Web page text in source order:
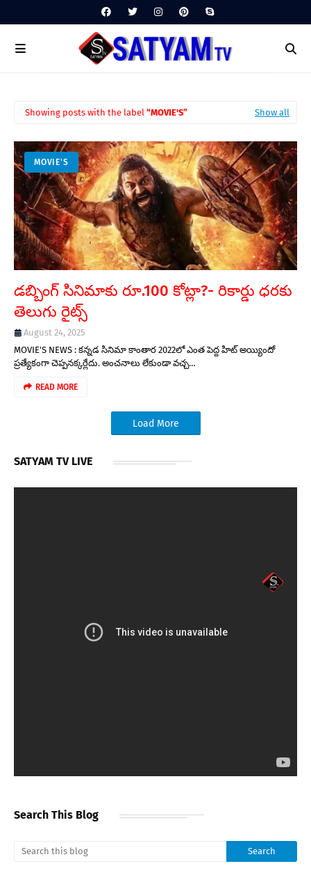
Showing posts with the label MOVIE'S Show all
MOVIE'S
డబ్బింగ్ సినిమాకు రూ.100 కోట్లా?- రికార్డు ధరకు
తెలుగు రైట్స్
August 24, 2025
MOVIE'S NEWS : కన్నడ సినిమా కాంతార 2022లో ఎంత పెద్ద హిట్ అయ్యిందో
ప్రత్యేకంగా చెప్పనక్కర్లేదు. అంచనాలు లేకుండా వచ్చ…
READ MORE
Load More
SATYAM TV LIVE
Search This Blog